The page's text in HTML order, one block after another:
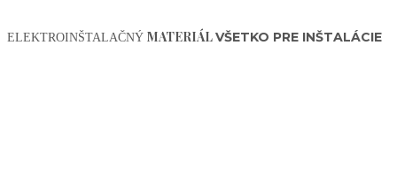
ELEKTROINŠTALAČNÝ MATERIÁLVŠETKO PRE INŠTALÁCIE